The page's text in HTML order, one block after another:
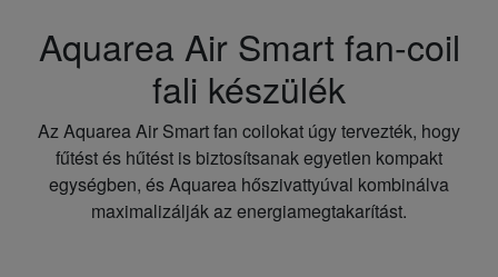
Aquarea Air Smart fan-coil
fali készülék
Az Aquarea Air Smart fan coilokat úgy tervezték, hogy
fűtést és hűtést is biztosítsanak egyetlen kompakt
egységben, és Aquarea hőszivattyúval kombinálva
maximalizálják az energiamegtakarítást.